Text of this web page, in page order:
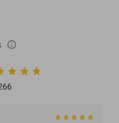
info_outlined